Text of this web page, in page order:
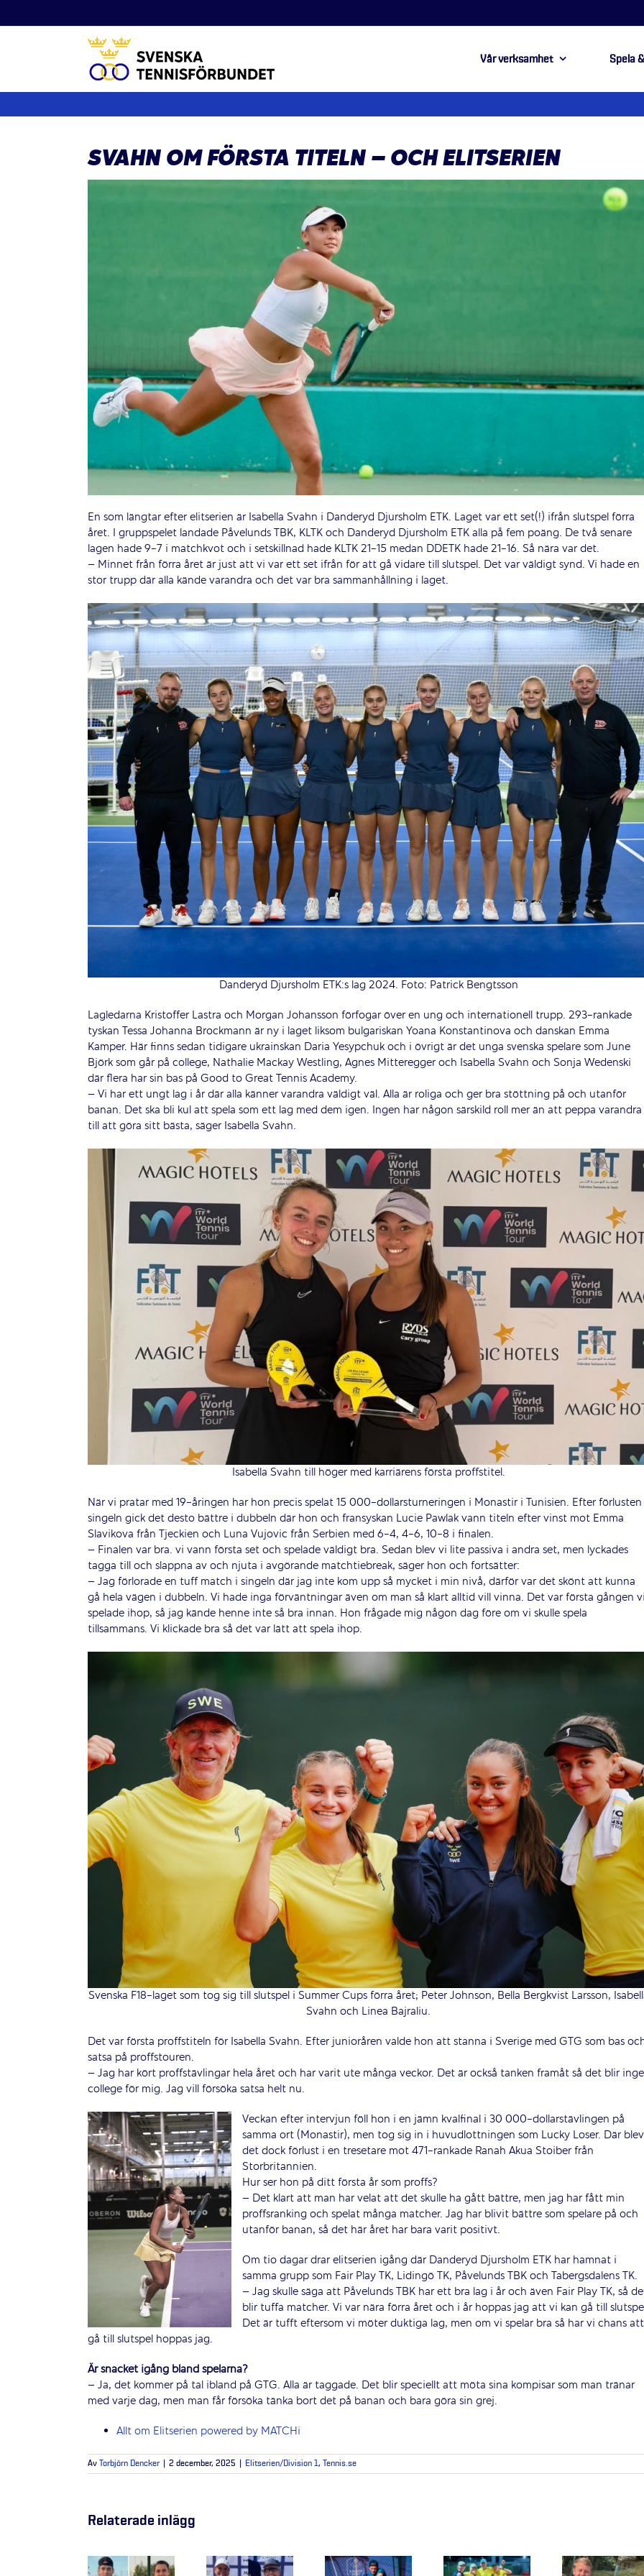
till
Vår verksamhet Spela
SVAHN OM FÖRSTA TITELN – OCH ELITSERIEN
En som längtar efter elitserien är Isabella Svahn i Danderyd Djursholm ETK. Laget var ett set(!) ifrån slutspel förra
året. I gruppspelet landade Påvelunds TBK, KLTK och Danderyd Djursholm ETK alla på fem poäng. De två senare
lagen hade 9-7 i matchkvot och i setskillnad hade KLTK 21-15 medan DDETK hade 21-16. Så nära var det.
– Minnet från förra året är just att vi var ett set ifrån för att gå vidare till slutspel. Det var väldigt synd. Vi hade en
stor trupp där alla kände varandra och det var bra sammanhållning i laget.
Danderyd Djursholm ETK:s lag 2024. Foto: Patrick Bengtsson
Lagledarna Kristoffer Lastra och Morgan Johansson förfogar över en ung och internationell trupp. 293-rankade
tyskan Tessa Johanna Brockmann är ny i laget liksom bulgariskan Yoana Konstantinova och danskan Emma
Kamper. Här finns sedan tidigare ukrainskan Daria Yesypchuk och i övrigt är det unga svenska spelare som June
Björk som går på college, Nathalie Mackay Westling, Agnes Mitteregger och Isabella Svahn och Sonja Wedenski
där flera har sin bas på Good to Great Tennis Academy.
– Vi har ett ungt lag i år där alla känner varandra väldigt väl. Alla är roliga och ger bra stöttning på och utanför
banan. Det ska bli kul att spela som ett lag med dem igen. Ingen har någon särskild roll mer än att peppa varandra
till att göra sitt bästa, säger Isabella Svahn.
Isabella Svahn till höger med karriärens första proffstitel.
När vi pratar med 19-åringen har hon precis spelat 15 000-dollarsturneringen i Monastir i Tunisien. Efter
singeln gick det desto bättre i dubbeln där hon och fransyskan Lucie Pawlak vann titeln efter vinst mot Emma
Slavikova från Tjeckien och Luna Vujovic från Serbien med 6-4, 4-6, 10-8 i finalen.
– Finalen var bra. vi vann första set och spelade väldigt bra. Sedan blev vi lite passiva i andra set, men lyckades
tagga till och slappna av och njuta i avgörande matchtiebreak, säger hon och fortsätter:
– Jag förlorade en tuff match i singeln där jag inte kom upp så mycket i min nivå, därför var det skönt att kunna
gå hela vägen i dubbeln. Vi hade inga förväntningar även om man så klart alltid vill vinna. Det var första gången
spelade ihop, så jag kände henne inte så bra innan. Hon frågade mig någon dag före om vi skulle spela
tillsammans. Vi klickade bra så det var lätt att spela ihop.
Svenska F18-laget som tog sig till slutspel i Summer Cups förra året; Peter Johnson, Bella Bergkvist Larsson,
Svahn och Linea Bajraliu.
Det var första proffstiteln för Isabella Svahn. Efter junioråren valde hon att stanna i Sverige med GTG som bas
satsa på proffstouren.
– Jag har kört proffstävlingar hela året och har varit ute många veckor. Det är också tanken framåt så det blir
college för mig. Jag vill försöka satsa helt nu.
Veckan efter intervjun föll hon i en jämn kvalfinal i 30 000-dollarstävlingen på
samma ort (Monastir), men tog sig in i huvudlottningen som Lucky Loser. Där blev
det dock förlust i en tresetare mot 471-rankade Ranah Akua Stoiber från
Storbritannien.
Hur ser hon på ditt första år som proffs?
– Det klart att man har velat att det skulle ha gått bättre, men jag har fått min
proffsranking och spelat många matcher. Jag har blivit bättre som spelare på och
utanför banan, så det här året har bara varit positivt.
Om tio dagar drar elitserien igång där Danderyd Djursholm ETK har hamnat i
samma grupp som Fair Play TK, Lidingö TK, Påvelunds TBK och Tabergsdalens TK.
– Jag skulle säga att Påvelunds TBK har ett bra lag i år och även Fair Play TK, så
blir tuffa matcher. Vi var nära förra året och i år hoppas jag att vi kan gå till
Det är tufft eftersom vi möter duktiga lag, men om vi spelar bra så har vi chans att
gå till slutspel hoppas jag.
Är snacket igång bland spelarna?
– Ja, det kommer på tal ibland på GTG. Alla är taggade. Det blir speciellt att möta sina kompisar som man tränar
med varje dag, men man får försöka tänka bort det på banan och bara göra sin grej.
Allt om Elitserien powered by MATCHi
Av Torbjörn Dencker 2 december, 2025 Elitserien/Division 1, Tennis.se
Relaterade inlägg